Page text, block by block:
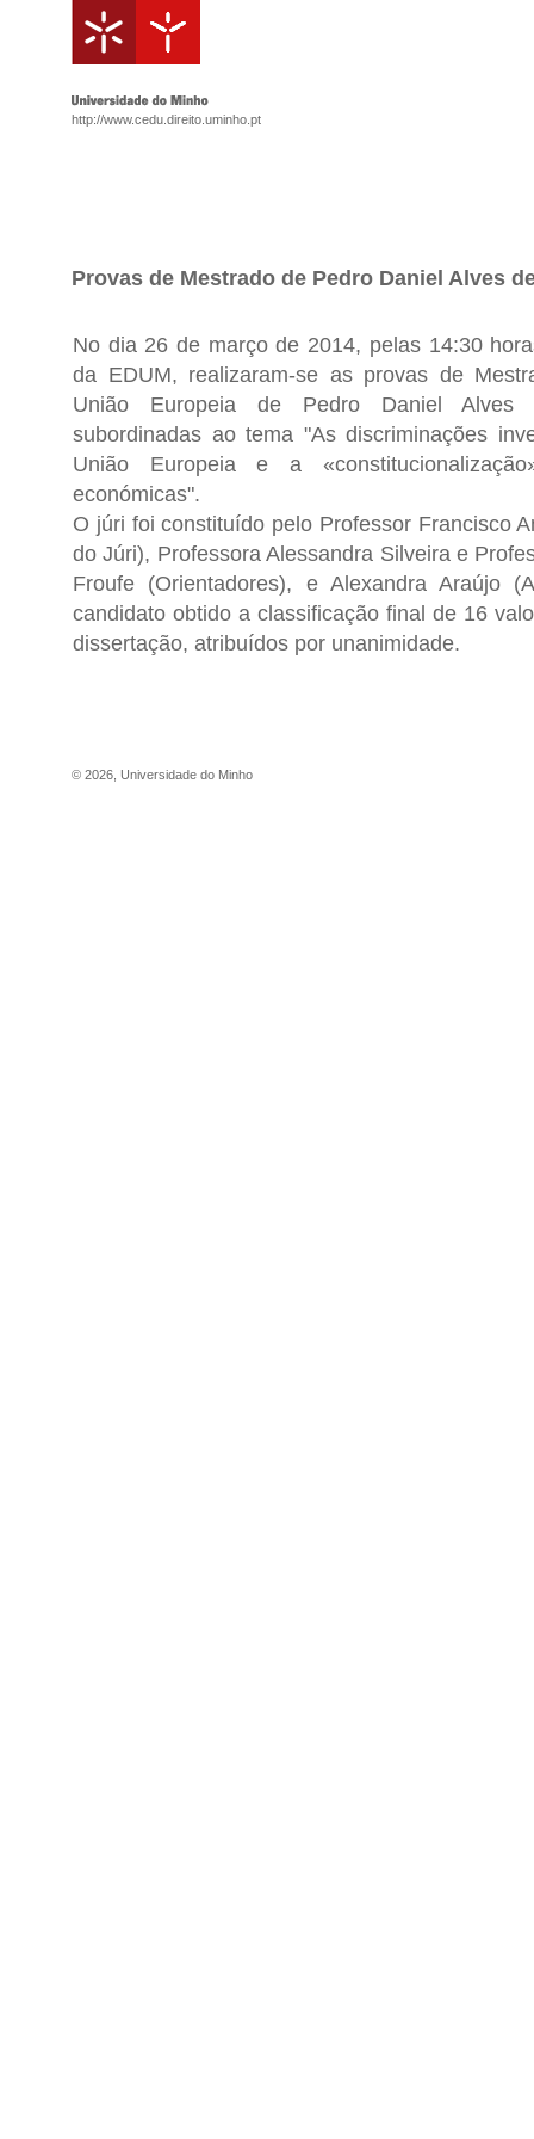
http://www.cedu.direito.uminho.pt
Provas de Mestrado de Pedro Daniel Alves
No dia 26 de março de 2014, pelas 14:30
da EDUM, realizaram-se as provas de
União Europeia de Pedro Daniel Alves
subordinadas ao tema "As discriminações
União Europeia e a
económicas".
O júri foi constituído pelo Professor Francisco
do Júri), Professora Alessandra Silveira e
Froufe (Orientadores), e Alexandra Araújo
candidato obtido a classificação final de 16
dissertação, atribuídos por unanimidade.
© 2026 Universidade do Minho